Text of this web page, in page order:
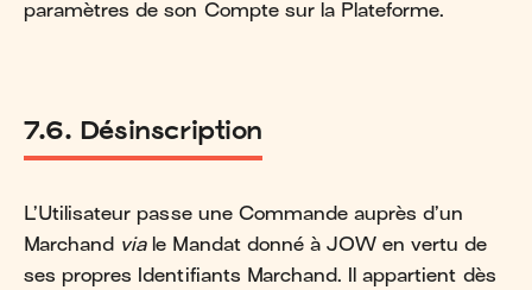
paramètres de son Compte sur la Plateforme.
7.6. Désinscription
L’Utilisateur passe une Commande auprès d’un
Marchand viale Mandat donné à JOW en vertu de
ses propres Identifiants Marchand. Il appartient dès